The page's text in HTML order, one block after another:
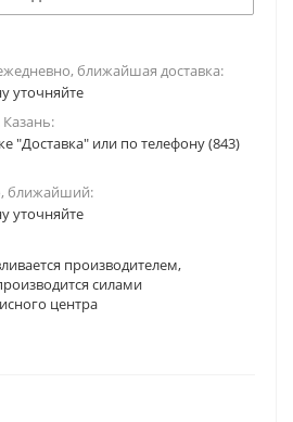
ближайшая доставка:
уточняйте
Казань:
"Доставка" или по телефону (843)
ближайший:
уточняйте
производителем,
силами
центра